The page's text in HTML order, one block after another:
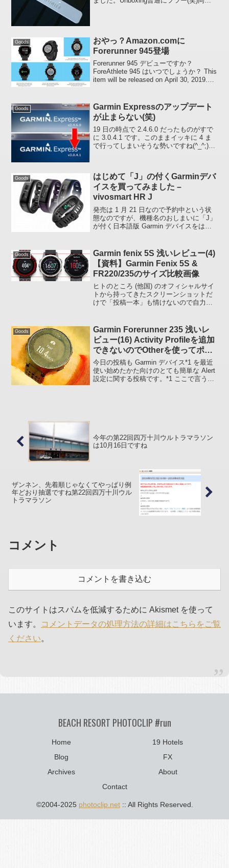
Goods
おやっ？Amazon.comに
Forerunner 945登場
Forerunner 945 デビューですか？
ForeAthlete 945 はいつでしょうか？ This
item will be released on April 30, 2019.
Goods
Garmin Expressのアップデート
が止まらない(笑)
19 日の時点で 2.4.6.0 だったものがすで
に 3.0.4.1 です。このままイッキに 4 ま
で行ってしまいそうな勢いですね(^_^;)こ
かしてくれよ」というのが...
Goods
はじめて「J」の付くGarminデバ
イスを買ってみました –
vivosmart HR J
発売は 1 月 21 日なので予約中という状
態なのですが、機種名のおしまいに「J」
が付く日本語版 Garmin デバイスをはじ
Index Smart...
Goods
Garmin fenix 5S 浅いレビュー(4)
【資料】Garmin Fenix 5S &
FR220/235のサイズ比較画像
ヒトのところ (他国) のオフィシャルサイ
トから持ってきたスクリーンショットだ
けで「投稿一本」も情けないので自力の
(F5S) | 43g (FR...
Goods
Garmin Forerunner 235 浅いレ
ビュー(16) Activity Profileを追加
できないのでOtherを使ってポケ
モンGＯの「ふかリミッター」を
設定した
今日の投稿も Garmin デバイス*1 を最近
使い始めたかた向けのとても簡単な Alert
設定に関する投稿です。*1 ここで言う
今年の第22回四万十川ウルトラマラソン
は10月16日ですね
ザンネン、先着順じゃなくてやっぱり例
年どおり抽選ですね第22回四万十川ウル
トラマラソン
コメント
コメントを書き込む
このサイトはスパムを低減するために Akismet を使って
います。
コメントデータの処理方法の詳細はこちらをご覧
ください。
BEACH RESORT PHOTOCLIP #run
Home
19 Hotels
Blog
FX
Archives
About
Contact
©2004-2025 photoclip.net:: All Rights Reserved.